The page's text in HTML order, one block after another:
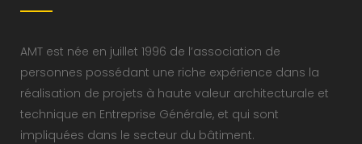
AMT est née en juillet 1996 de l’association de
personnes possédant une riche expérience dans la
réalisation de projets à haute valeur architecturale et
technique en Entreprise Générale, et qui sont
impliquées dans le secteur du bâtiment.